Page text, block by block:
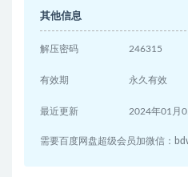
其他信息
解压密码 246315
有效期 永久有效
最近更新 2024年01月
需要百度网盘超级会员加微信：